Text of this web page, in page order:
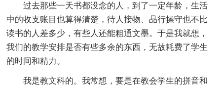
过去那些一天书都没念的人，到了一定年龄，生活
中的收支账目也算得清楚，待人接物、品行操守也不比
读书的人差多少，有些人还能粗通文墨。于是我就想，
我们的教学安排是否有些多余的东西，无故耗费了学生
的时间和精力。
我是教文科的。我常想，要是在教会学生的拼音和